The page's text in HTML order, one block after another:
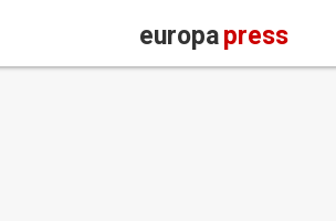
europapress